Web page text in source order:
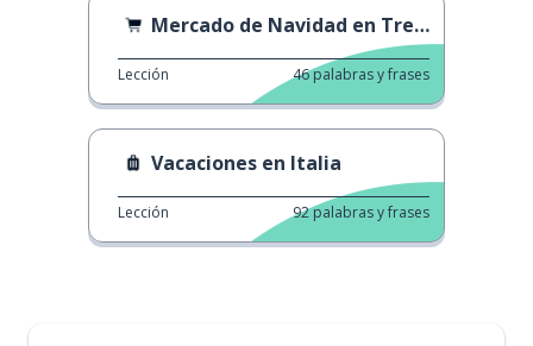
Mercado de Navidad en Trento
Lección 46palabras y frases
Vacaciones en Italia
Lección 92palabras y frases